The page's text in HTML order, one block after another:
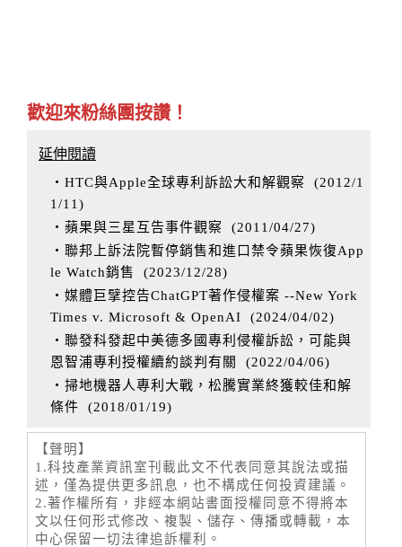
歡迎來粉絲團按讚！
延伸閱讀
‧HTC與Apple全球專利訴訟大和解觀察 (2012/1
1/11 )
‧蘋果與三星互告事件觀察
(2011/04/27)
‧聯邦上訴法院暫停銷售和進口禁令蘋果恢復App
le Watch銷售
(2023/12/28)
‧媒體巨擘控告ChatGPT著作侵權案 --New York
Times v. Microsoft & OpenAI (2024/04/02)
‧聯發科發起中美德多國專利侵權訴訟，可能與
恩智浦專利授權續約談判有關
(2022/04/06)
‧掃地機器人專利大戰，松騰實業終獲較佳和解
條件 (2018/01/19)
【聲明】
1.科技產業資訊室刊載此文不代表同意其說法或描
述，僅為提供更多訊息，也不構成任何投資建議。
2.著作權所有，非經本網站書面授權同意不得將本
文以任何形式修改、複製、儲存、傳播或轉載，本
中心保留一切法律追訴權利。